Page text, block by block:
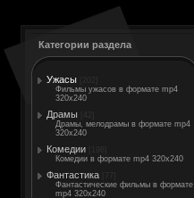
Категории раздела
Ужасы
Фильмы ужасов в формате mp4
320x240
Драмы
Драмы, мелодрамы в формате mp4
320x240
Комедии
Комедии в формате mp4 320x240
Фантастика
Фантастические фильмы в формате
mp4 320x240